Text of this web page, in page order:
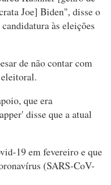
Joe] Biden", disse o
às eleições
de não contar com
que era
disse que a atual
19 em fevereiro e que
(SARS-CoV-